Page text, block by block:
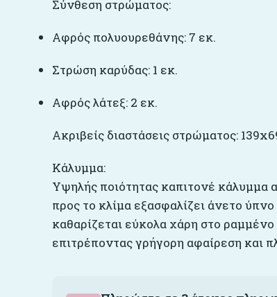
Σύνθεση στρώματος:
Αφρός πολυουρεθάνης: 7 εκ.
Στρώση καρύδας: 1 εκ.
Αφρός λάτεξ: 2 εκ.
Ακριβείς διαστάσεις στρώματος:
Κάλυμμα:
Υψηλής ποιότητας καπιτονέ κάλυμμα
προς το κλίμα εξασφαλίζει άνετο
καθαρίζεται εύκολα χάρη στο
επιτρέποντας γρήγορη αφαίρεση και